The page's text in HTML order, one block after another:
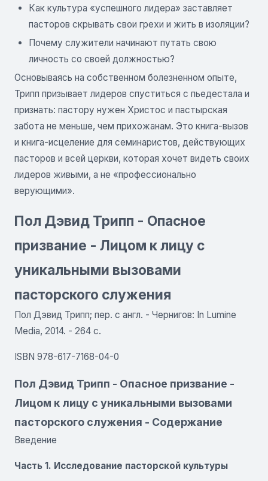
Как культура «успешного лидера» заставляет
пасторов скрывать свои грехи и жить в изоляции?
Почему служители начинают путать свою
личность со своей должностью?
Основываясь на собственном болезненном опыте,
Трипп призывает лидеров спуститься с пьедестала и
признать: пастору нужен Христос и пастырская
забота не меньше, чем прихожанам. Это книга-вызов
и книга-исцеление для семинаристов, действующих
пасторов и всей церкви, которая хочет видеть своих
лидеров живыми, а не «профессионально
верующими».
Пол Дэвид Трипп - Опасное
призвание - Лицом к лицу с
уникальными вызовами
пасторского служения
Пол Дэвид Трипп; пер. с англ. - Чернигов: In Lumine
Media, 2014. - 264 с.
ISBN 978-617-7168-04-0
Пол Дэвид Трипп - Опасное призвание -
Лицом к лицу с уникальными вызовами
пасторского служения - Содержание
Введение
Часть 1. Исследование пасторской культуры